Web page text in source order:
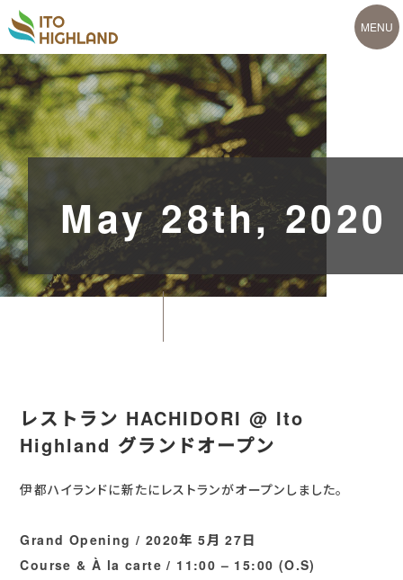
MENU
CONCEPT
PROJECT
LOCATION
MAP
COMPANY
NEWS
SHOPS
May 28th, 2020
レストラン HACHIDORI @ Ito
Highland グランドオープン
伊都ハイランドに新たにレストランがオープンしました。
Grand Opening / 2020年 5月 27日
Course & À la carte / 11:00 – 15:00 (O.S)